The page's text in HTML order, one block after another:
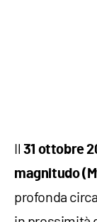
Il 31 ottobre
magnitudo
profonda circa